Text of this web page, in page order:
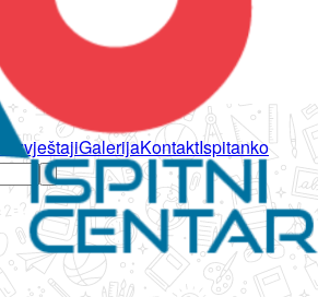
IzvještajiGalerijaKontaktIspitanko